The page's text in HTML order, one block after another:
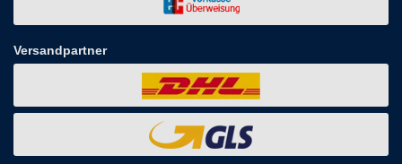
Versandpartner